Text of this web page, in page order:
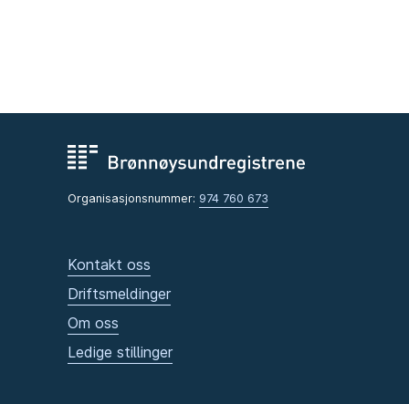
Organisasjonsnummer: 974 760 673
Kontakt oss
Driftsmeldinger
Om oss
Ledige stillinger